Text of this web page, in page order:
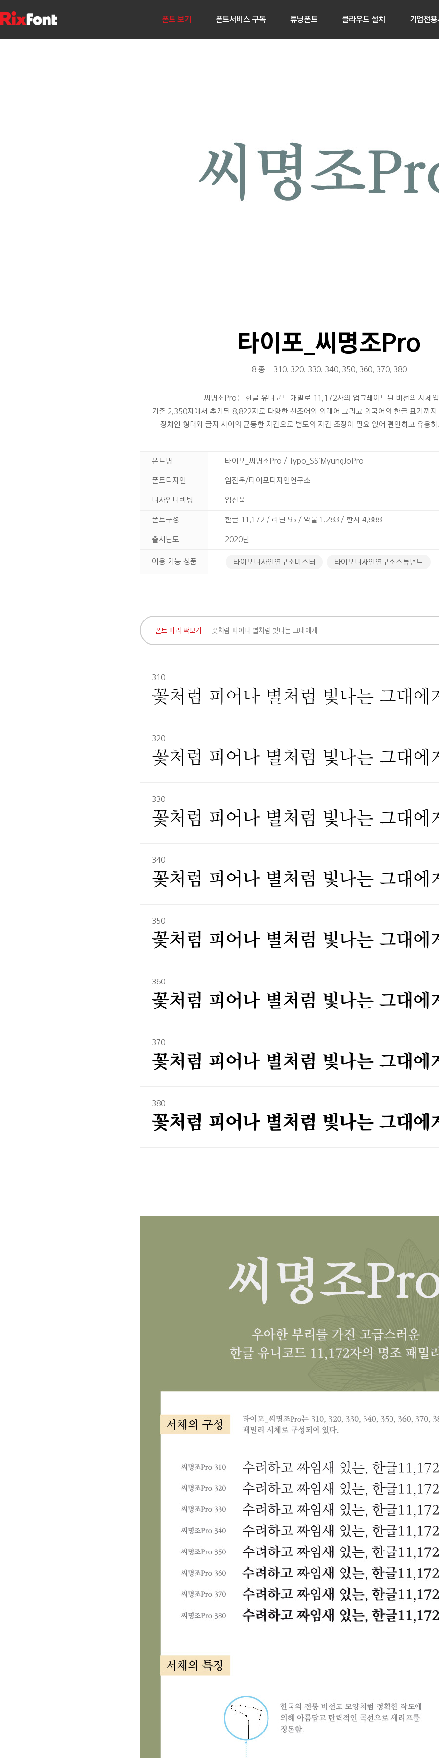
폰트 보기 폰트서비스 구독 튜닝폰트 클라우드 설치 기업전용
타이포_씨명조Pro
8 종 - 310, 320, 330, 340, 350, 360, 370, 380
씨명조Pro는 한글 유니코드 개발로 11,172자의 업그레이드된 버전의 서체
기존 2,350자에서 추가된 8,822자로 다양한 신조어와 외래어 그리고 외국어의 한글 표기까
장체인 형태와 글자 사이의 균등한 자간으로 별도의 자간 조정이 필요 없어 편안하고 유용
폰트명 타이포_씨명조Pro / Typo_SSiMyungJoPro
폰트디자인 임진욱/타이포디자인연구소
디자인디렉팅 임진욱
폰트구성 한글 11,172 / 라틴 95 / 약물 1,283 / 한자 4,888
출시년도 2020년
이용 가능 상품 타이포디자인연구소마스터 타이포디자인연구소스튜던트
폰트 미리 써보기
310
꽃처럼 피어나 별처럼 빛나는 그대에
320
꽃처럼 피어나 별처럼 빛나는 그대에
330
꽃처럼 피어나 별처럼 빛나는 그대에
340
꽃처럼 피어나 별처럼 빛나는 그대에
350
꽃처럼 피어나 별처럼 빛나는 그대에
360
꽃처럼 피어나 별처럼 빛나는 그대에
370
꽃처럼 피어나 별처럼 빛나는 그대에
380
꽃처럼 피어나 별처럼 빛나는 그대에